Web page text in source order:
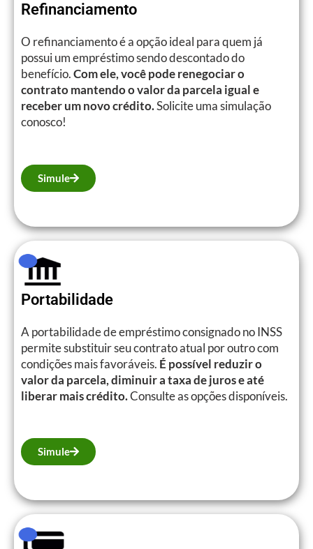
Refinanciamento
O refinanciamento é a opção ideal para quem já
possui um empréstimo sendo descontado do
benefício.Com ele, você pode renegociar o
contrato mantendo o valor da parcela igual e
receber um novo crédito.Solicite uma simulação
conosco!
Simule
Portabilidade
A portabilidade de empréstimo consignado no INSS
permite substituir seu contrato atual por outro com
condições mais favoráveis. É possível reduzir o
valor da parcela, diminuir a taxa de juros e até
liberar mais crédito.Consulte as opções disponíveis.
Simule